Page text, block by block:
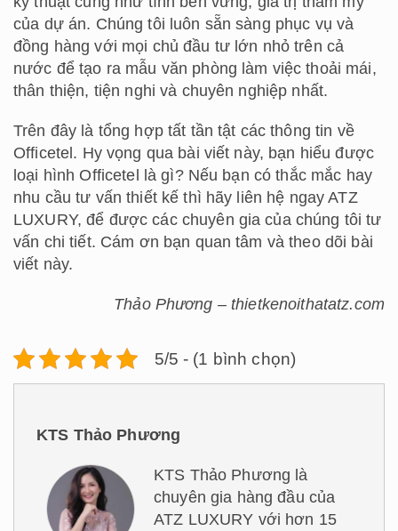
của dự án. Chúng tôi luôn sẵn sàng phục vụ và
đồng hàng với mọi chủ đầu tư lớn nhỏ trên cả
nước để tạo ra mẫu văn phòng làm việc thoải mái,
thân thiện, tiện nghi và chuyên nghiệp nhất.
Trên đây là tổng hợp tất tần tật các thông tin về
Officetel. Hy vọng qua bài viết này, bạn hiểu được
loại hình Officetel là gì? Nếu bạn có thắc mắc hay
nhu cầu tư vấn thiết kế thì hãy liên hệ ngay ATZ
LUXURY, để được các chuyên gia của chúng tôi tư
vấn chi tiết. Cám ơn bạn quan tâm và theo dõi bài
viết này.
Thảo Phương – thietkenoithatatz.com
5/5 - (1 bình chọn)
KTS Thảo Phương
KTS Thảo Phương là
chuyên gia hàng đầu của
ATZ LUXURY với hơn 15